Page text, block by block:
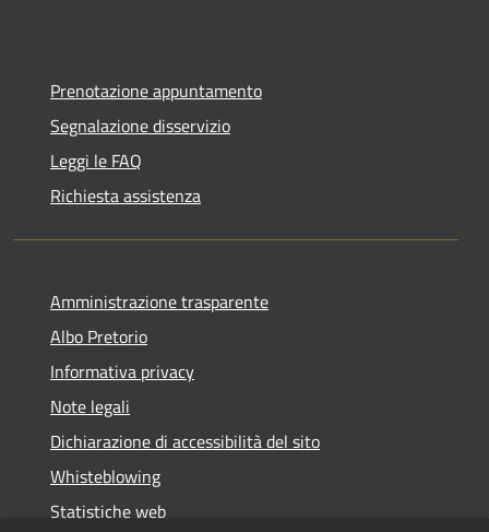
Prenotazione appuntamento
Segnalazione disservizio
Leggi le FAQ
Richiesta assistenza
Amministrazione trasparente
Albo Pretorio
Informativa privacy
Note legali
Dichiarazione di accessibilità del sito
Whisteblowing
Statistiche web